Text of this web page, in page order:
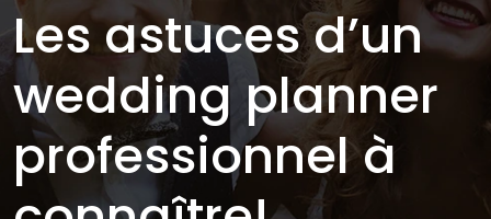
Les astuces d’un
wedding planner
professionnel à